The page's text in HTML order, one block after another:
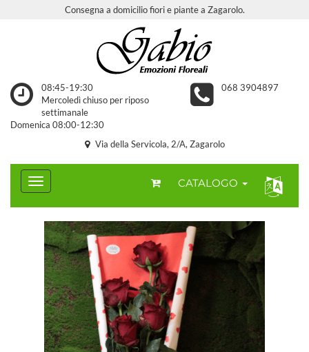
Consegna a domicilio fiori e piante a Zagarolo.
08:45-19:30
Mercoledì chiuso per riposo
settimanale
Domenica 08:00-12:30
068 3904897
Via della Servicola, 2/A, Zagarolo
CATALOGO